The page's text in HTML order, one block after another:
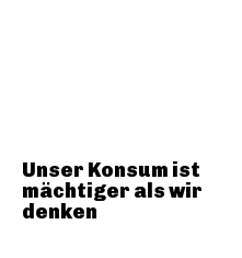
Unser Konsum ist
mächtiger als wir
denken